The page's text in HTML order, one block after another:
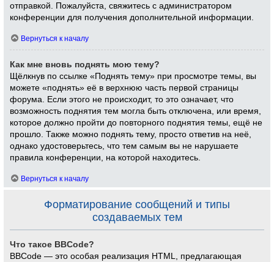
отправкой. Пожалуйста, свяжитесь с администратором
конференции для получения дополнительной информации.
Вернуться к началу
Как мне вновь поднять мою тему?
Щёлкнув по ссылке «Поднять тему» при просмотре темы, вы
можете «поднять» её в верхнюю часть первой страницы
форума. Если этого не происходит, то это означает, что
возможность поднятия тем могла быть отключена, или время,
которое должно пройти до повторного поднятия темы, ещё не
прошло. Также можно поднять тему, просто ответив на неё,
однако удостоверьтесь, что тем самым вы не нарушаете
правила конференции, на которой находитесь.
Вернуться к началу
Форматирование сообщений и типы
создаваемых тем
Что такое BBCode?
BBCode — это особая реализация HTML, предлагающая